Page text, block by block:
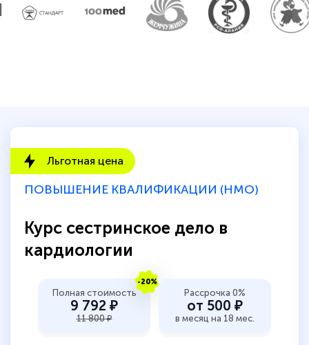
Льготная цена
ПОВЫШЕНИЕ КВАЛИФИКАЦИИ (НМО)
Курс сестринское дело в
кардиологии
-20%
Полная стоимость
9 792 ₽
11 800 ₽
Рассрочка 0%
от 500 ₽
в месяц на 18 мес.